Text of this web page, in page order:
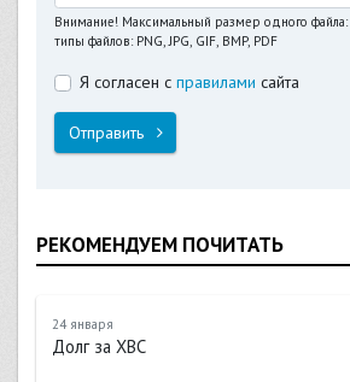
Внимание! Максимальный размер одного файла:
типы файлов: PNG, JPG, GIF, BMP, PDF
Я согласен с правилами сайта
Отправить
РЕКОМЕНДУЕМ ПОЧИТАТЬ
24 января
Долг за ХВС